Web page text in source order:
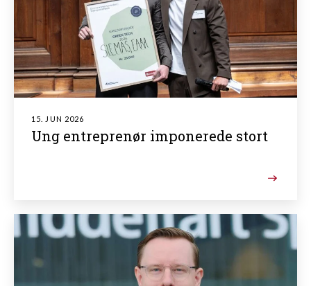
15. JUN 2026
Ung entreprenør imponerede stort